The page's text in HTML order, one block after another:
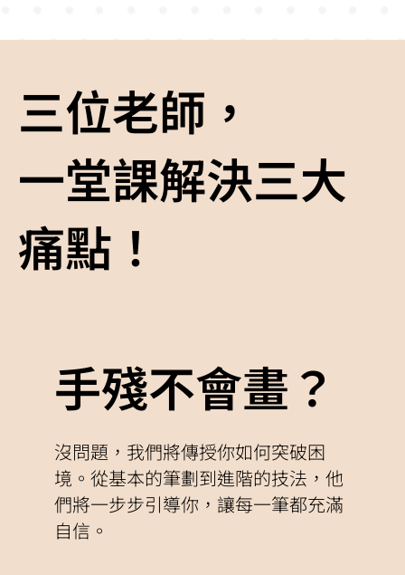
手殘不會畫？
沒問題，我們將傳授你如何突破困
境。從基本的筆劃到進階的技法，他
們將一步步引導你，讓每一筆都充滿
自信。
三位老師，
一堂課解決三大
痛點！